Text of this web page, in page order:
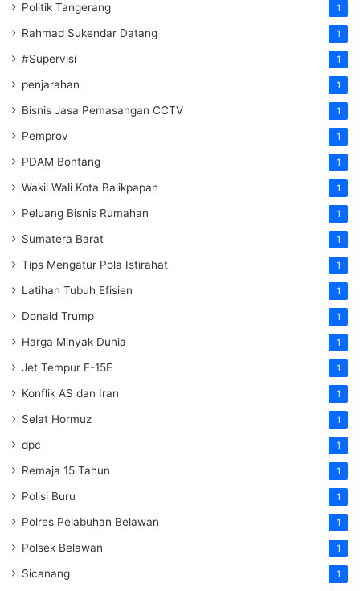
Politik Tangerang 1
Rahmad Sukendar Datang 1
#Supervisi 1
penjarahan 1
Bisnis Jasa Pemasangan CCTV 1
Pemprov 1
PDAM Bontang 1
Wakil Wali Kota Balikpapan 1
Peluang Bisnis Rumahan 1
Sumatera Barat 1
Tips Mengatur Pola Istirahat 1
Latihan Tubuh Efisien 1
Donald Trump 1
Harga Minyak Dunia 1
Jet Tempur F-15E 1
Konflik AS dan Iran 1
Selat Hormuz 1
dpc 1
Remaja 15 Tahun 1
Polisi Buru 1
Polres Pelabuhan Belawan 1
Polsek Belawan 1
Sicanang 1